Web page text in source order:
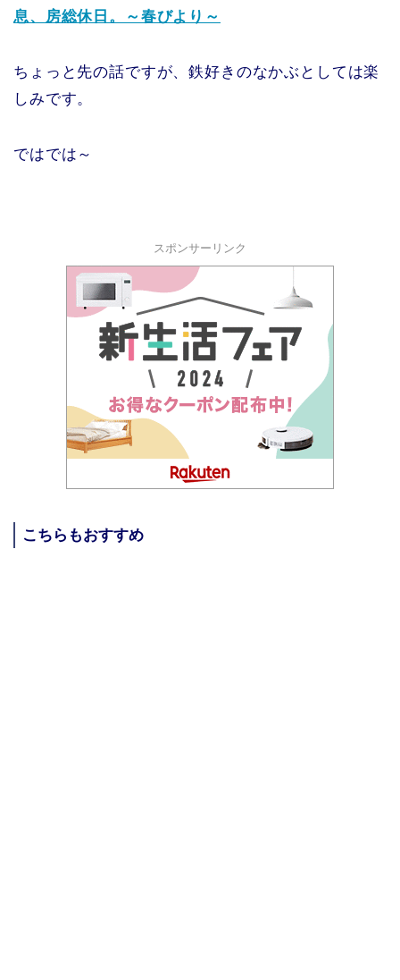
息、房総休日。～春びより～
ちょっと先の話ですが、鉄好きのなかぶとしては楽
しみです。
ではでは～
スポンサーリンク
こちらもおすすめ